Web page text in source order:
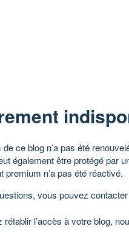
ce blog n’a pas été
également être protégé par
premium n’a pas été réactivé.
vous pouvez
rétablir l’accès à votre blog,